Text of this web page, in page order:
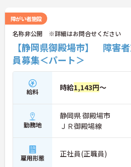
障がい者施設
名称非公開 ※詳細はお問合せください
【静岡県御殿場市】 障害
員募集＜パート＞
給料 時給1,143円～
勤務地
静岡県 御殿場市
ＪＲ御殿場線
雇用形態 正社員(正職員)